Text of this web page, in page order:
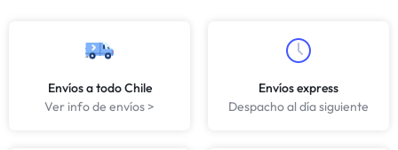
Envíos a todo Chile
Ver info de envíos >
Envíos express
Despacho al día siguiente